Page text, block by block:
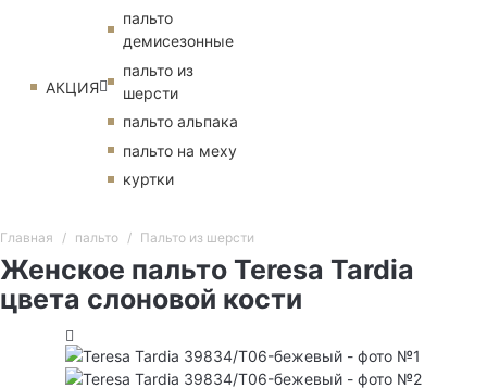
АКЦИЯ
пальто
демисезонные
пальто из
шерсти
пальто альпака
пальто на меху
куртки
Главная пальто Пальто из шерсти
Женское пальто Teresa Tardia
цвета слоновой кости